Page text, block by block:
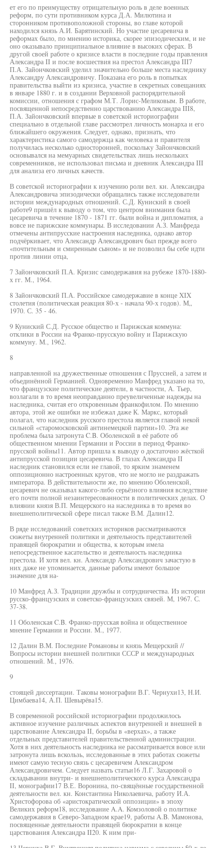
ет его по преимуществу отрицательную роль в деле военных
реформ, по сути противником курса Д.А. Милютина и
сторонником противоположной стороны, во главе которой
находился князь А.И. Барятинский. Но участие цесаревича в
реформах было, по мнению историка, скорее эпизодическим, и не
оно оказывало принципиальное влияние в высоких сферах. В
другой своей работе о кризисе власти в последние годы правления
Александра II и после восшествия на престол Александра III7
П.А. Зайончковский уделил значительно больше места наследнику
Александру Александровичу. Показана его роль в попытках
правительства выйти из кризиса, участие в секретных совещаниях
в январе 1880 г. и в создании Верховной распорядительной
комиссии, отношения с графом М.Т. Лорис-Меликовым. В работе,
посвященной непосредственно царствованию Александра III8,
П.А. Зайончковский впервые в советской историографии
специально в отдельной главе рассмотрел личность монарха и его
ближайшего окружения. Следует, однако, признать, что
характеристика самого самодержца как человека и правителя
получилась несколько односторонней, поскольку Зайончковский
основывался на мемуарных свидетельствах лишь нескольких
современников, не использовал письма и дневник Александра III
для анализа его личных качеств.
В советской историографии к изучению роли вел. кн. Александра
Александровича эпизодически обращались также исследователи
истории международных отношений. С.Д. Куниский в своей
работе9 пришёл к выводу о том, что центром внимания была
цесаревича в течение 1870 - 1871 гг. были война и дипломатия, а
вовсе не парижские коммунары. В исследовании А.З. Манфреда
отмечены антипрусские настроения наследника, однако автор
подчёркивает, что Александр Александрович был прежде всего
«почтительным и смиренным сыном» и не позволил бы себе идти
против линии отца,
7 Зайончковский П.А. Кризис самодержавия на рубеже 1870-1880-
х гг. М., 1964.
8 Зайончковский П.А. Российское самодержавие в конце XIX
столетия (политическая реакция 80-х - начала 90-х годов). М„
1970. С. 35 - 46.
9 Куниский С.Д. Русское общество и Парижская коммуна:
отклики в России на Франко-прусскую войну и Парижскую
коммуну. М., 1962.
8
направленной на дружественные отношения с Пруссией, а затем и
объединённой Германией. Одновременно Манфред указано на то,
что французские политические деятели, в частности, А. Тьер,
возлагали в то время неоправданно преувеличенные надежды на
наследника, считая его откровенным франкофилом. По мнению
автора, этой же ошибки не избежал даже К. Маркс, который
полагал, что наследник русского престола является главой некой
сильной «старомосковской антинемецкой партии»10. Эта же
проблема была затронута C.B. Оболенской в её работе об
общественном мнении Германии и России в период Франко-
прусской войны11. Автор пришла к выводу о достаточно жёсткой
антипрусской позиции цесаревича. В глазах Александра II
наследник становился если не главой, то ярким знаменем
оппозиционно настроенных кругов, что не могло не раздражать
императора. В действительности же, по мнению Оболенской,
цесаревич не оказывал какого-либо серьёзного влияния вследствие
его почти полной незаинтересованности в политических делах. О
влиянии князя В.П. Мещерского на наследника в то время во
внешнеполитической сфере писал также В.М. Далин12.
В ряде исследований советских историков рассматриваются
сюжеты внутренней политики и деятельность представителей
правящей бюрократии и общества, к которым имела
непосредственное касательство и деятельность наследника
престола. И хотя вел. кн. Александр Александрович зачастую в
них даже не упоминается, данные работы имеют большое
значение для на-
10 Манфред А.З. Традиции дружбы и сотрудничества. Из истории
русско-французских и советско-французских связей. М, 1967. С.
37-38.
11 Оболенская C.B. Франко-прусская война и общественное
мнение Германии и России. М., 1977.
12 Далин В.М. Последние Романовы и князь Мещерский //
Вопросы истории внешней политики СССР и международных
отношений. М., 1976.
9
стоящей диссертации. Таковы монографии В.Г. Чернухи13, Н.И.
Цимбаева14, А.П. Шевырёва15.
В современной российской историографии продолжилось
активное изучение различных аспектов внутренней и внешней в
царствование Александра II, борьбы в «верхах», а также
отдельных представителей правительственной администрации.
Хотя в них деятельность наследника не рассматривается вовсе или
затронута лишь вскользь, исследованные в этих работах сюжеты
имеют самую тесную связь с цесаревичем Александром
Александровичем. Следует назвать статьи16 Л.Г. Захаровой о
складывании внутри- и внешнеполитического курса Александра
II, монографии17 В.Е. Воронина, по-свящённые государственной
деятельности вел. кн. Константина Николаевича, работу И.А.
Христофорова об «аристократической оппозиции» в эпоху
Великих реформ18, исследование A.A. Комзоловой о политике
самодержавия в Северо-Западном крае19, работы A.B. Мамонова,
посвященные деятельности правящей бюрократии в конце
царствования Александра II20. К ним при-